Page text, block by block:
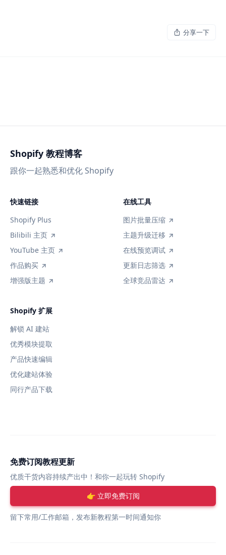
分享一下
Shopify 教程博客
跟你一起熟悉和优化 Shopify
快速链接
Shopify Plus
Bilibili 主页
YouTube 主页
作品购买
增强版主题
在线工具
图片批量压缩
主题升级迁移
在线预览调试
更新日志筛选
全球竞品雷达
Shopify 扩展
解锁 AI 建站
优秀模块提取
产品快速编辑
优化建站体验
同行产品下载
免费订阅教程更新
优质干货内容持续产出中！和你一起玩转 Shopify
👉 立即免费订阅
留下常用/工作邮箱，发布新教程第一时间通知你